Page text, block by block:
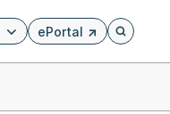
ePortal
Externer Link, wird in
Öffnet